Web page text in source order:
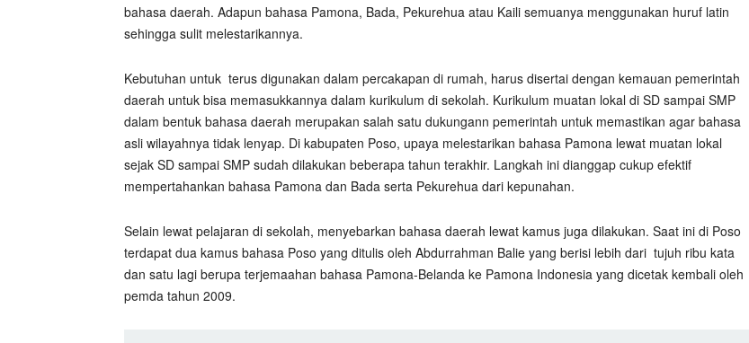
bahasa daerah. Adapun bahasa Pamona, Bada, Pekurehua atau Kaili semuanya menggunakan huruf latin
sehingga sulit melestarikannya.
Kebutuhan untuk terus digunakan dalam percakapan di rumah, harus disertai dengan kemauan pemerintah
daerah untuk bisa memasukkannya dalam kurikulum di sekolah. Kurikulum muatan lokal di SD sampai SMP
dalam bentuk bahasa daerah merupakan salah satu dukungann pemerintah untuk memastikan agar bahasa
asli wilayahnya tidak lenyap. Di kabupaten Poso, upaya melestarikan bahasa Pamona lewat muatan lokal
sejak SD sampai SMP sudah dilakukan beberapa tahun terakhir. Langkah ini dianggap cukup efektif
mempertahankan bahasa Pamona dan Bada serta Pekurehua dari kepunahan.
Selain lewat pelajaran di sekolah, menyebarkan bahasa daerah lewat kamus juga dilakukan. Saat ini di Poso
terdapat dua kamus bahasa Poso yang ditulis oleh Abdurrahman Balie yang berisi lebih dari tujuh ribu kata
dan satu lagi berupa terjemaahan bahasa Pamona-Belanda ke Pamona Indonesia yang dicetak kembali oleh
pemda tahun 2009.